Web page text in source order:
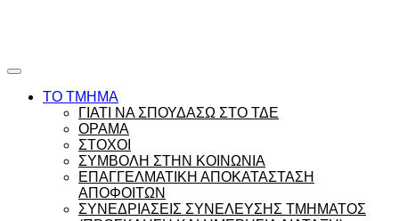
ΤΟ ΤΜΗΜΑ
ΓΙΑΤΙ ΝΑ ΣΠΟΥΔΑΣΩ ΣΤΟ ΤΔΕ
ΟΡΑΜΑ
ΣΤΟΧΟΙ
ΣΥΜΒΟΛΗ ΣΤΗΝ ΚΟΙΝΩΝΙΑ
ΕΠΑΓΓΕΛΜΑΤΙΚΗ ΑΠΟΚΑΤΑΣΤΑΣΗ
ΑΠΟΦΟΙΤΩΝ
ΣΥΝΕΔΡΙΑΣΕΙΣ ΣΥΝΕΛΕΥΣΗΣ ΤΜΗΜΑΤΟΣ